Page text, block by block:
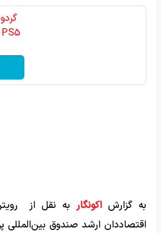
به گزارش اکونگاربه نقل از
اقتصاددان ارشد صندوق بین‌المللی